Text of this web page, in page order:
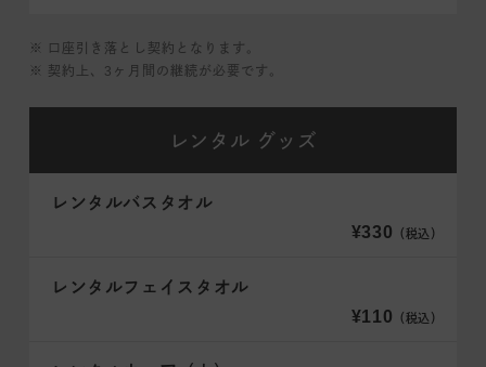
※ 口座引き落とし契約となります。
※ 契約上、3ヶ月間の継続が必要です。
レンタル グッズ
レンタルバスタオル
¥330
（税込）
レンタルフェイスタオル
¥110
（税込）